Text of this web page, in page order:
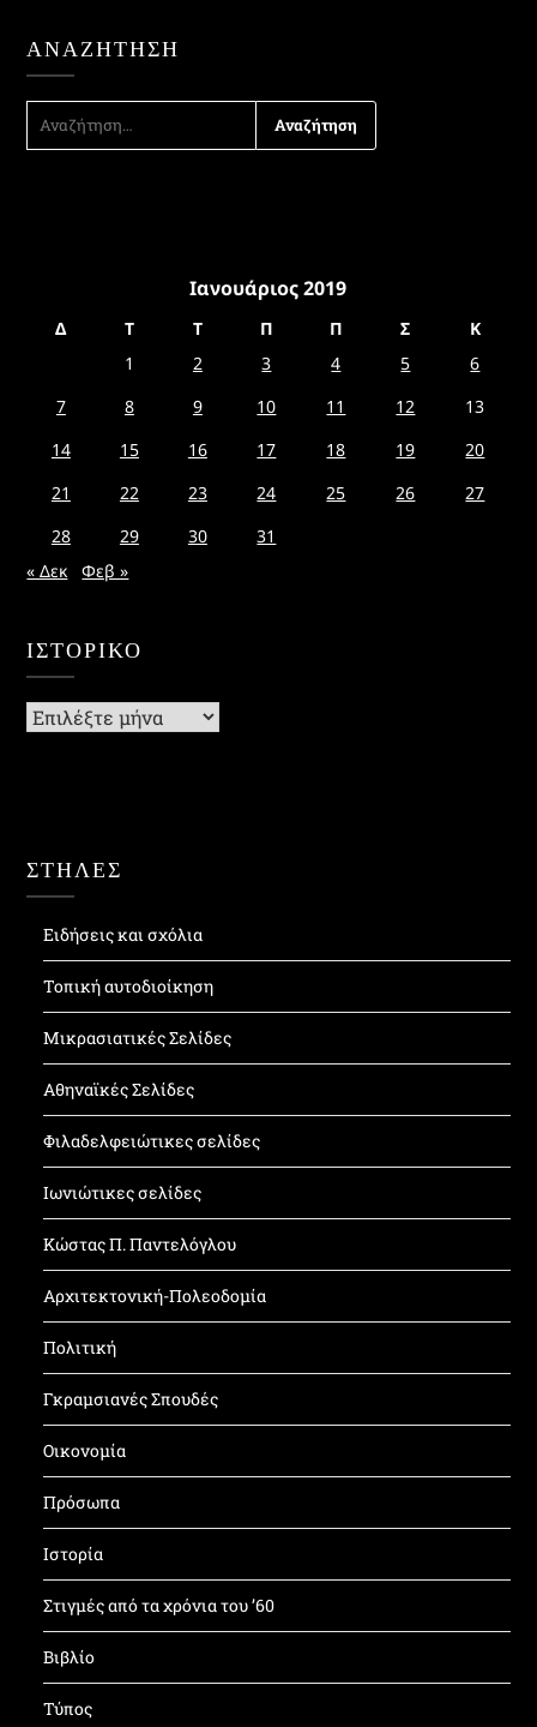
ΑΝΑΖΉΤΗΣΗ
ΑΝΑΖΉΤΗΣΗ
ΓΙΑ:
Ιανουάριος 2019
Δ Τ Τ Π Π Σ
Κ
1
2 3 4 5
6
7
8 9 10 11 12
13
14
15 16 17 18 19
20
21
22 23 24 25 26
27
28
29 30
31
« Δεκ
Φεβ »
ΙΣΤΟΡΙΚΌ
Ιστορικό
ΣΤΗΛΕΣ
Ειδήσεις και σχόλια
Τοπική αυτοδιοίκηση
Μικρασιατικές Σελίδες
Αθηναϊκές Σελίδες
Φιλαδελφειώτικες σελίδες
Ιωνιώτικες σελίδες
Κώστας Π. Παντελόγλου
Αρχιτεκτονική-Πολεοδομία
Πολιτική
Γκραμσιανές Σπουδές
Οικονομία
Πρόσωπα
Ιστορία
Στιγμές από τα χρόνια του ’60
Βιβλίο
Τύπος